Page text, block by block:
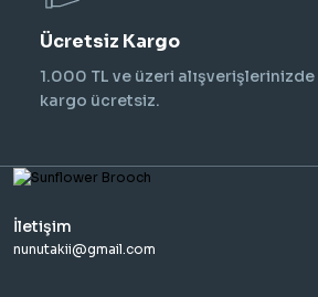
Ücretsiz Kargo
1.000 TL ve üzeri alışverişlerinizde
kargo ücretsiz.
İletişim
nunutakii@gmail.com